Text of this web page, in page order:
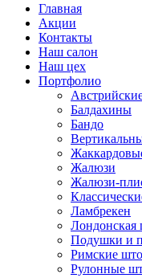
Главная
Акции
Контакты
Наш салон
Наш цех
Портфолио
Балдахины
Бандо
Жалюзи
Жалюзи-
Ламбрекен
Лондонская
Подушки и
Римские
Рулонные